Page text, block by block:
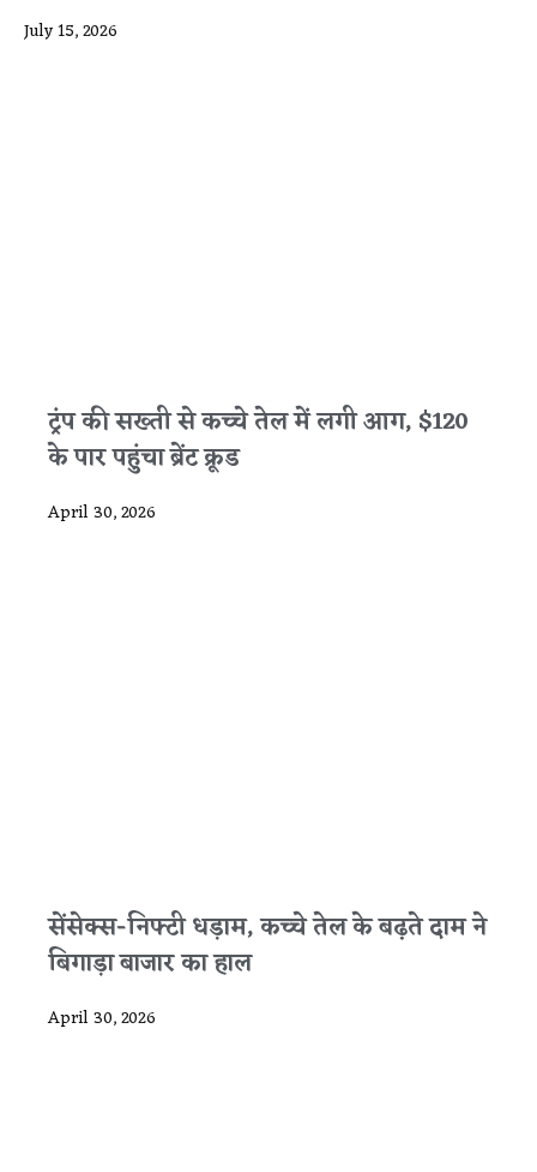
July 15, 2026
ट्रंप की सख्ती से कच्चे तेल में लगी आग, $120
के पार पहुंचा ब्रेंट क्रूड
April 30, 2026
सेंसेक्स-निफ्टी धड़ाम, कच्चे तेल के बढ़ते दाम ने
बिगाड़ा बाजार का हाल
April 30, 2026